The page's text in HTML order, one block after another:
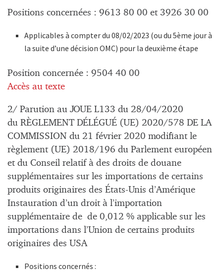
Positions concernées : 9613 80 00 et 3926 30 00
Applicables à compter du 08/02/2023 (ou du 5ème jour à
la suite d’une décision OMC) pour la deuxième étape
Position concernée : 9504 40 00
Accès au texte
2/ Parution au JOUE L133 du 28/04/2020
du RÈGLEMENT DÉLÉGUÉ (UE) 2020/578 DE LA
COMMISSION du 21 février 2020 modifiant le
règlement (UE) 2018/196 du Parlement européen
et du Conseil relatif à des droits de douane
supplémentaires sur les importations de certains
produits originaires des États-Unis d’Amérique
Instauration d’un droit à l’importation
supplémentaire de de 0,012 % applicable sur les
importations dans l’Union de certains produits
originaires des USA
Positions concernés :